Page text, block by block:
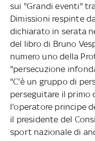
sui "Grandi eventi"
Dimissioni respinte
dichiarato in serata
del libro di Bruno
numero uno della
"persecuzione
"C'è un gruppo di
perseguitare il
l'operatore principe
il presidente del
sport nazionale di